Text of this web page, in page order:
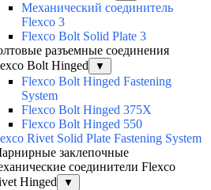
Механический соединитель
Flexco 3
Flexco Bolt Solid Plate 3
разъемные соединения
Bolt Hinged
▼
Flexco Bolt Hinged Fastening
System
Flexco Bolt Hinged 375X
Flexco Bolt Hinged 550
Rivet Solid Plate Fastening System
заклепочные
соединители Flexco
Hinged
▼